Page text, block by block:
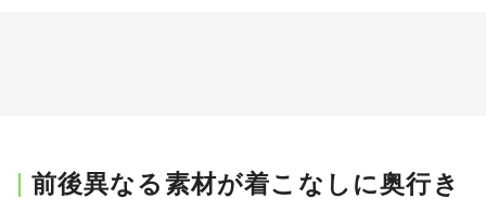
前後異なる素材が着こなしに奥行き